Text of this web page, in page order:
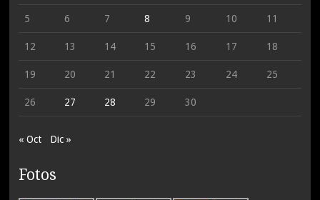
5 6 7 8 9 10 11
12 13 14 15 16 17 18
19 20 21 22 23 24 25
26 27 28 29 30
« Oct Dic »
Fotos